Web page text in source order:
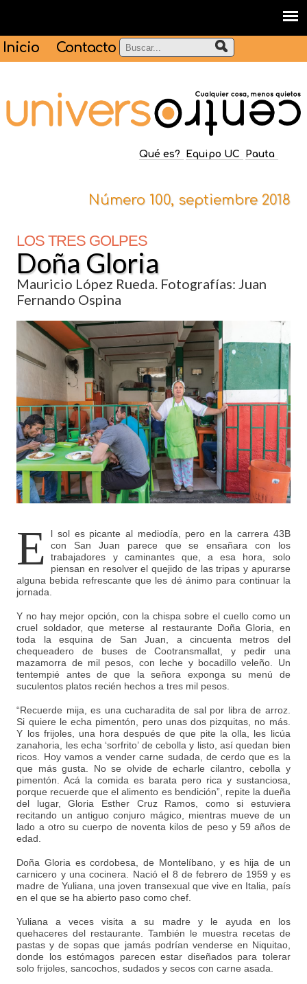
Inicio Contacto
Qué es? Equipo UC Pauta
Número 100, septiembre 2018
LOS TRES GOLPES
Doña Gloria
Mauricio López Rueda. Fotografías: Juan
Fernando Ospina
E
l sol es picante al mediodía, pero en la carrera 43B
con San Juan parece que se ensañara con los
trabajadores y caminantes que, a esa hora, solo
piensan en resolver el quejido de las tripas y apurarse
alguna bebida refrescante que les dé ánimo para continuar la
jornada.
Y no hay mejor opción, con la chispa sobre el cuello como un
cruel soldador, que meterse al restaurante Doña Gloria, en
toda la esquina de San Juan, a cincuenta metros del
chequeadero de buses de Cootransmallat, y pedir una
mazamorra de mil pesos, con leche y bocadillo veleño. Un
tentempié antes de que la señora exponga su menú de
suculentos platos recién hechos a tres mil pesos.
“Recuerde mija, es una cucharadita de sal por libra de arroz.
Si quiere le echa pimentón, pero unas dos pizquitas, no más.
Y los frijoles, una hora después de que pite la olla, les licúa
zanahoria, les echa ‘sorfrito’ de cebolla y listo, así quedan bien
ricos. Hoy vamos a vender carne sudada, de cerdo que es la
que más gusta. No se olvide de echarle cilantro, cebolla y
pimentón. Acá la comida es barata pero rica y sustanciosa,
porque recuerde que el alimento es bendición”, repite la dueña
del lugar, Gloria Esther Cruz Ramos, como si estuviera
recitando un antiguo conjuro mágico, mientras mueve de un
lado a otro su cuerpo de noventa kilos de peso y 59 años de
edad.
Doña Gloria es cordobesa, de Montelíbano, y es hija de un
carnicero y una cocinera. Nació el 8 de febrero de 1959 y es
madre de Yuliana, una joven transexual que vive en Italia, país
en el que se ha abierto paso como chef.
Yuliana a veces visita a su madre y le ayuda en los
quehaceres del restaurante. También le muestra recetas de
pastas y de sopas que jamás podrían venderse en Niquitao,
donde los estómagos parecen estar diseñados para tolerar
solo frijoles, sancochos, sudados y secos con carne asada.